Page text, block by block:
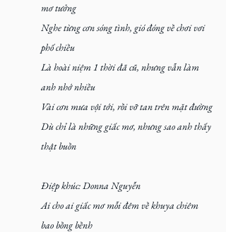
mơ tưởng
Nghe từng cơn sóng tình, gió đóng về chơi vơi
phố chiều
Là hoài niệm 1 thời đã cũ, nhưng vẫn làm
anh nhớ nhiều
Vài cơn mưa vội tới, rồi vỡ tan trên mặt đường
Dù chỉ là những giấc mơ, nhưng sao anh thấy
thật buồn
Điệp khúc: Donna Nguyễn
Ai cho ai giấc mơ mỗi đêm về khuya chiêm
bao bồng bềnh